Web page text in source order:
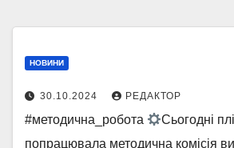
НОВИНИ
30.10.2024 РЕДАКТОР
#методична_робота
Сьогодні
попрацювала методична комісія